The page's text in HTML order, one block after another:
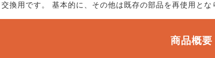
換用です。 基本的に、その他は既存の部品を再使用と
商品概要